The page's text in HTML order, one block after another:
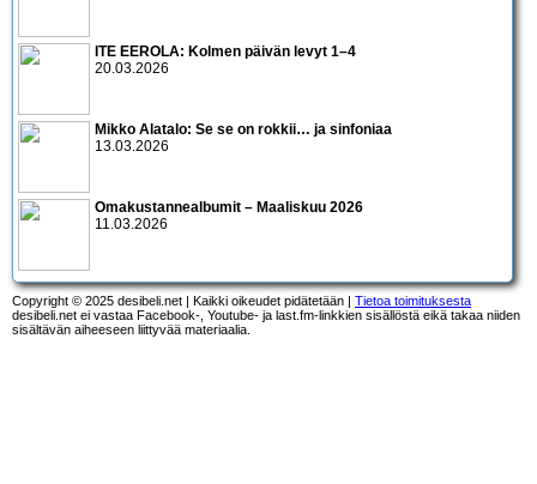
ITE EEROLA: Kolmen päivän levyt 1–4
20.03.2026
Mikko Alatalo: Se se on rokkii… ja sinfoniaa
13.03.2026
Omakustannealbumit – Maaliskuu 2026
11.03.2026
Copyright © 2025 desibeli.net | Kaikki oikeudet pidätetään | Tietoa toimituksesta
desibeli.net ei vastaa Facebook-, Youtube- ja last.fm-linkkien sisällöstä eikä takaa niiden
sisältävän aiheeseen liittyvää materiaalia.